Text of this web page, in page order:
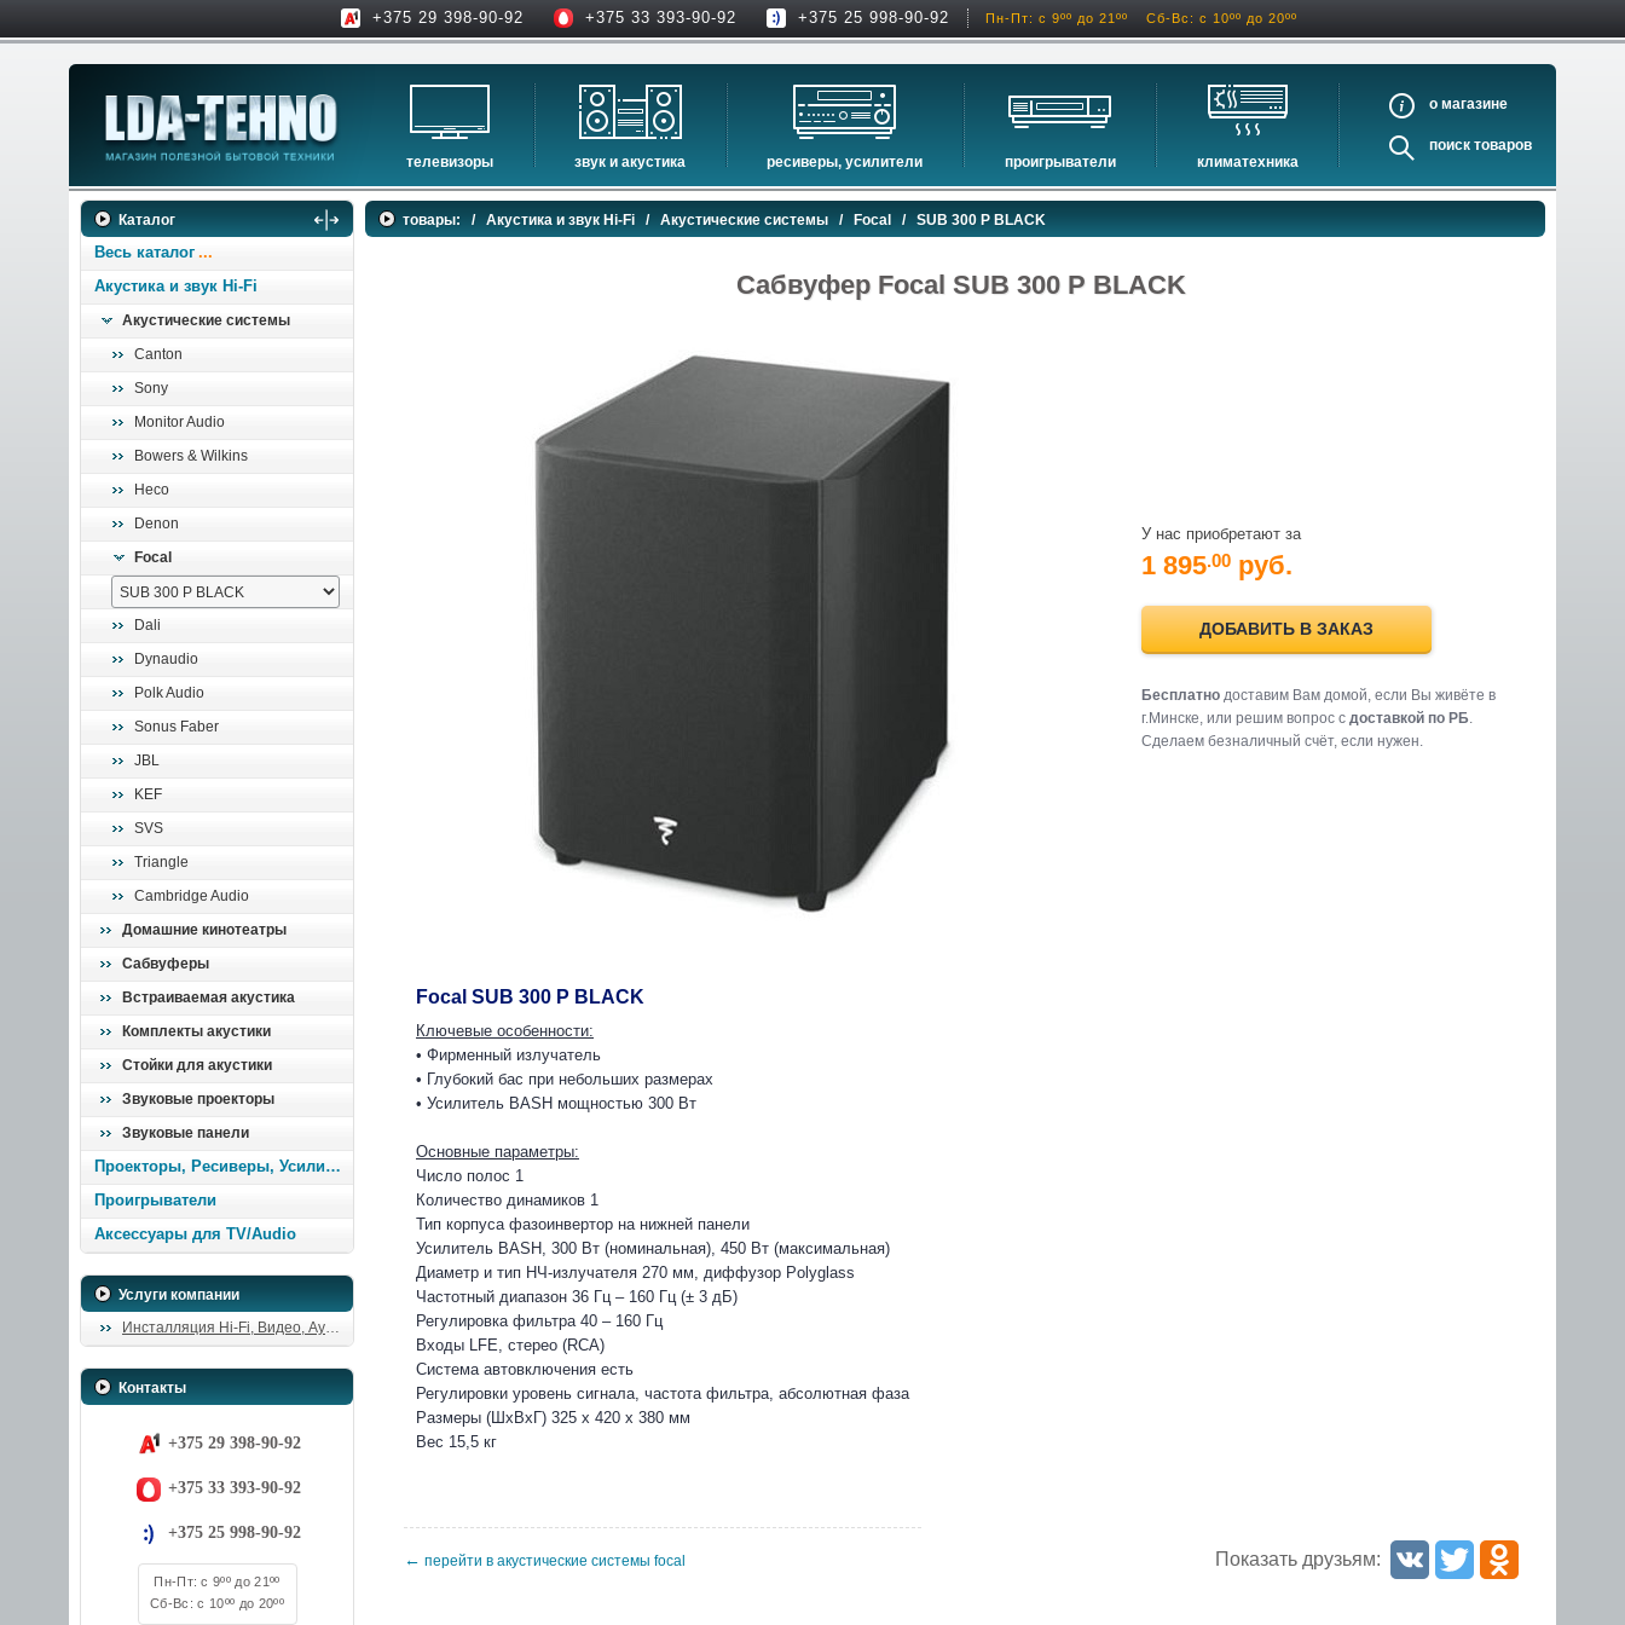
+375 29 398-90-92 +375 33 393-90-92 +375 25 998-90-92 Пн-Пт: с 9ºº до 21ºº Сб-Вс: с 10ºº до 20ºº
телевизоры
телевизоры
аксессуары для тв
звук и акустика
hi-fi акустика
музыкальные центры
комплекты акустики
стойки для акустики
звуковые панели
ресиверы, усилители
проекторы
экраны для проекторов
интерактивные доски
av-ресиверы
усилители
преобразователи, накопители и др.
проигрыватели
сетевые проигрыватели
проигрыватели виниловых дисков
климатехника
кондиционеры
очистители и увлажнители воздуха
о
поиск
Каталог
Весь каталог
Акустика и звук Hi-Fi
Акустические системы
Canton
Sony
Monitor Audio
Bowers & Wilkins
Heco
Denon
Focal
Dali
Dynaudio
Polk Audio
Sonus Faber
JBL
KEF
SVS
Triangle
Cambridge Audio
Домашние кинотеатры
Сабвуферы
Встраиваемая акустика
Комплекты акустики
Стойки для акустики
Звуковые проекторы
Звуковые панели
Проекторы, Ресиверы, Усилители
Проигрыватели
Аксессуары для TV/Audio
Услуги компании
Инсталляция Hi-Fi, Видео, Аудио
Контакты
+375 29 398-90-92
+375 33 393-90-92
+375 25 998-90-92
Пн-Пт: с 9ºº до 21ºº
Сб-Вс: с 10ºº до 20ºº
товары: / Акустика и звук Hi-Fi / Акустические системы / Focal / SUB 300 P BLACK
Сабвуфер Focal SUB 300 P BLACK
У нас приобретают за
1 895.00 руб.
ДОБАВИТЬ В ЗАКАЗ
Бесплатнодоставим Вам домой, если Вы живёте в
г.Минске, или решим вопрос с доставкой по РБ.
Cделаем безналичный счёт, если нужен.
Focal SUB 300 P BLACK
Ключевые особенности:
• Фирменный излучатель
• Глубокий бас при небольших размерах
• Усилитель BASH мощностью 300 Вт
Основные параметры:
Число полос 1
Количество динамиков 1
Тип корпуса фазоинвертор на нижней панели
Усилитель BASH, 300 Вт (номинальная), 450 Вт (максимальная)
Диаметр и тип НЧ-излучателя 270 мм, диффузор Polyglass
Частотный диапазон 36 Гц – 160 Гц (± 3 дБ)
Регулировка фильтра 40 – 160 Гц
Входы LFE, стерео (RCA)
Система автовключения есть
Регулировки уровень сигнала, частота фильтра, абсолютная фаза
Размеры (ШхВхГ) 325 x 420 x 380 мм
Вес 15,5 кг
Показать друзьям:
← перейти в акустические системы focal